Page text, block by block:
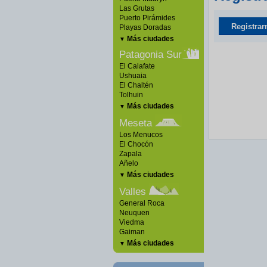
Las Grutas
Puerto Pirámides
Playas Doradas
▼ Más ciudades
Patagonia Sur
El Calafate
Ushuaia
El Chaltén
Tolhuin
▼ Más ciudades
Meseta
Los Menucos
El Chocón
Zapala
Añelo
▼ Más ciudades
Valles
General Roca
Neuquen
Viedma
Gaiman
▼ Más ciudades